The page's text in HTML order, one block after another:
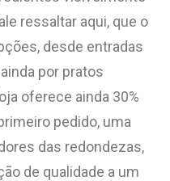
ressaltar aqui, que o
desde entradas
por pratos
oferece ainda 30%
pedido, uma
das redondezas,
de qualidade a um